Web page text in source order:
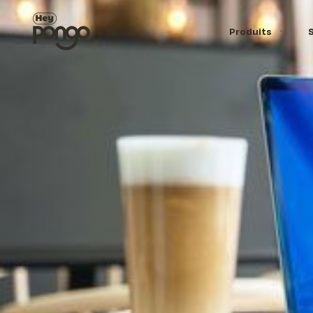
Produits
Programme de fidélité
Roue Cadeaux
Appels manqués
Enfin,
encore
Nos
Devenir
Réseaux
Cavistes
Retail